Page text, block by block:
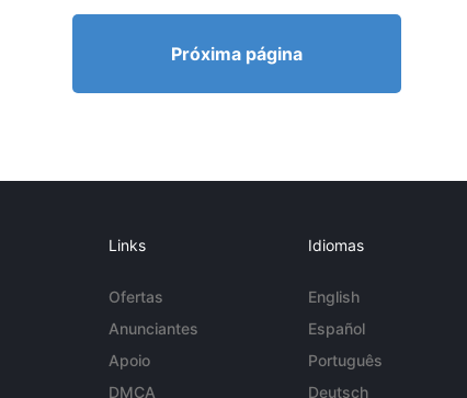
Próxima página
Links
Ofertas
Anunciantes
Apoio
DMCA
Idiomas
English
Español
Português
Deutsch